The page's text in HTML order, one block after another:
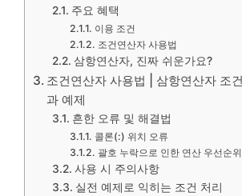
주요 혜택
이용 조건
조건연산자 사용법
삼항연산자, 진짜 쉬운가요?
조건연산자 사용법 | 삼항연산자 조
과 예제
흔한 오류 및 해결법
콜론(:) 위치 오류
괄호 누락으로 인한 연산 우선순
사용 시 주의사항
실전 예제로 익히는 조건 처리